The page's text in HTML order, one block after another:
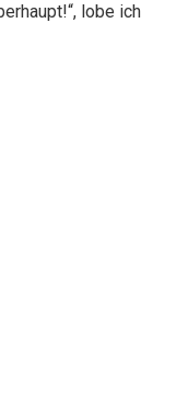
lobe ich